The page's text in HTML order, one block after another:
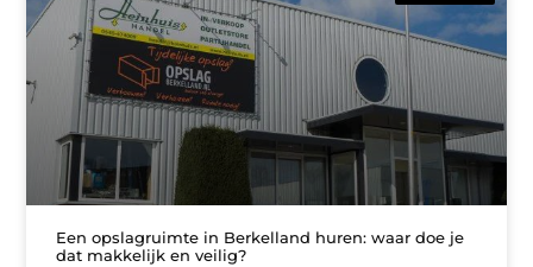
Een opslagruimte in Berkelland huren: waar doe je
dat makkelijk en veilig?